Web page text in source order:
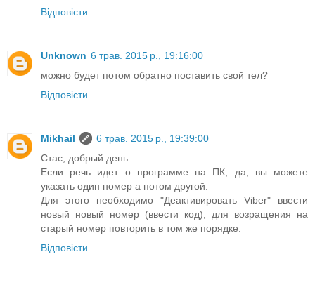
Відповісти
Unknown 6 трав. 2015 р., 19:16:00
можно будет потом обратно поставить свой тел?
Відповісти
Mikhail
6 трав. 2015 р., 19:39:00
Стас, добрый день.
Если речь идет о программе на ПК, да, вы можете
указать один номер а потом другой.
Для этого необходимо "Деактивировать Viber" ввести
новый новый номер (ввести код), для возращения на
старый номер повторить в том же порядке.
Відповісти